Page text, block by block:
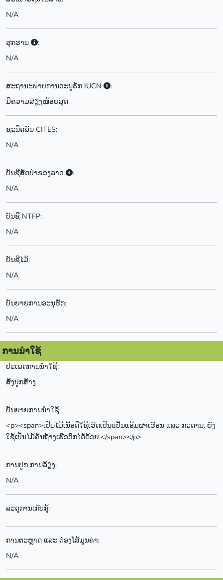
N/A
ຮຸກຮານ
:
N/A
ສະຖານະພາບການອະນູຮັກ IUCN
:
ມີຄວາມສ່ຽງໜ້ອຍສຸດ
ຊະນິດພັນ CITES:
N/A
ບັນຊີສັດປ່າຂອງລາວ
:
N/A
ບັນຊີ NTFP:
N/A
ບັນຊີໄມ້:
N/A
ບັນຍາຍການອະນຸຮັກ:
N/A
ການນຳໃຊ້
ປະເພດການນຳໃຊ້:
ສິ່ງປູກສ້າງ
ບັນຍາຍການນຳໃຊ້:
<p><span>ເປັນໄມ້ເນື້ອດີໃຊ້ເຮັດເປັນແປ້ນແອ້ມຜາເຮືອນ ແລະ ກະດານ. ຍັງ
ໃຊ້ເປັນໄມ້ຄັນຖ້າງເຮືອອຶກໄດ້ດ້ວຍ.</span></p>
ການປູກ ການລ້ຽງ:
N/A
ລະດູການເກັບກູ້:
ການຕະຫຼາດ ແລະ ຕ່ອງໂສ້ມູນຄ່າ:
N/A